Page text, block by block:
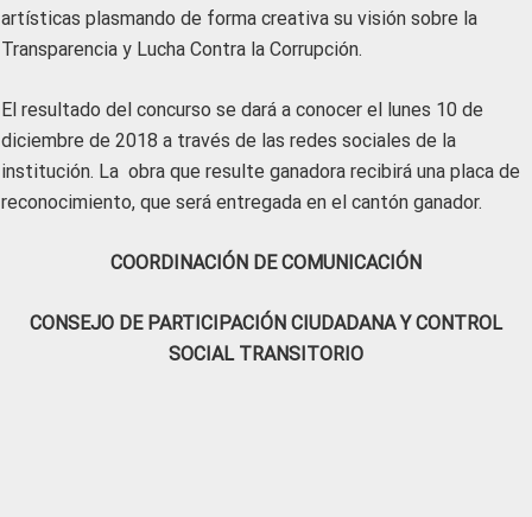
artísticas plasmando de forma creativa su visión sobre la
Transparencia y Lucha Contra la Corrupción.
El resultado del concurso se dará a conocer el lunes 10 de
diciembre de 2018 a través de las redes sociales de la
institución. La obra que resulte ganadora recibirá una placa de
reconocimiento, que será entregada en el cantón ganador.
COORDINACIÓN DE COMUNICACIÓN
CONSEJO DE PARTICIPACIÓN CIUDADANA Y CONTROL
SOCIAL TRANSITORIO